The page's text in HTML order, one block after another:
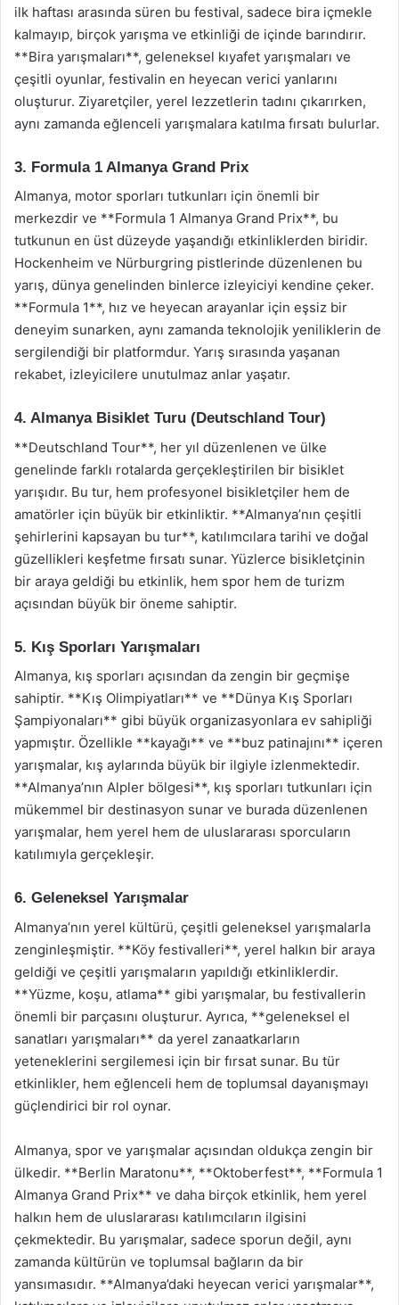
ilk haftası arasında süren bu festival, sadece bira içmekle
kalmayıp, birçok yarışma ve etkinliği de içinde barındırır.
**Bira yarışmaları**, geleneksel kıyafet yarışmaları ve
çeşitli oyunlar, festivalin en heyecan verici yanlarını
oluşturur. Ziyaretçiler, yerel lezzetlerin tadını çıkarırken,
aynı zamanda eğlenceli yarışmalara katılma fırsatı bulurlar.
3. Formula 1 Almanya Grand Prix
Almanya, motor sporları tutkunları için önemli bir
merkezdir ve **Formula 1 Almanya Grand Prix**, bu
tutkunun en üst düzeyde yaşandığı etkinliklerden biridir.
Hockenheim ve Nürburgring pistlerinde düzenlenen bu
yarış, dünya genelinden binlerce izleyiciyi kendine çeker.
**Formula 1**, hız ve heyecan arayanlar için eşsiz bir
deneyim sunarken, aynı zamanda teknolojik yeniliklerin de
sergilendiği bir platformdur. Yarış sırasında yaşanan
rekabet, izleyicilere unutulmaz anlar yaşatır.
4. Almanya Bisiklet Turu (Deutschland Tour)
**Deutschland Tour**, her yıl düzenlenen ve ülke
genelinde farklı rotalarda gerçekleştirilen bir bisiklet
yarışıdır. Bu tur, hem profesyonel bisikletçiler hem de
amatörler için büyük bir etkinliktir. **Almanya’nın çeşitli
şehirlerini kapsayan bu tur**, katılımcılara tarihi ve doğal
güzellikleri keşfetme fırsatı sunar. Yüzlerce bisikletçinin
bir araya geldiği bu etkinlik, hem spor hem de turizm
açısından büyük bir öneme sahiptir.
5. Kış Sporları Yarışmaları
Almanya, kış sporları açısından da zengin bir geçmişe
sahiptir. **Kış Olimpiyatları** ve **Dünya Kış Sporları
Şampiyonaları** gibi büyük organizasyonlara ev sahipliği
yapmıştır. Özellikle **kayağı** ve **buz patinajını** içeren
yarışmalar, kış aylarında büyük bir ilgiyle izlenmektedir.
**Almanya’nın Alpler bölgesi**, kış sporları tutkunları için
mükemmel bir destinasyon sunar ve burada düzenlenen
yarışmalar, hem yerel hem de uluslararası sporcuların
katılımıyla gerçekleşir.
6. Geleneksel Yarışmalar
Almanya’nın yerel kültürü, çeşitli geleneksel yarışmalarla
zenginleşmiştir. **Köy festivalleri**, yerel halkın bir araya
geldiği ve çeşitli yarışmaların yapıldığı etkinliklerdir.
**Yüzme, koşu, atlama** gibi yarışmalar, bu festivallerin
önemli bir parçasını oluşturur. Ayrıca, **geleneksel el
sanatları yarışmaları** da yerel zanaatkarların
yeteneklerini sergilemesi için bir fırsat sunar. Bu tür
etkinlikler, hem eğlenceli hem de toplumsal dayanışmayı
güçlendirici bir rol oynar.
Almanya, spor ve yarışmalar açısından oldukça zengin bir
ülkedir. **Berlin Maratonu**, **Oktoberfest**, **Formula 1
Almanya Grand Prix** ve daha birçok etkinlik, hem yerel
halkın hem de uluslararası katılımcıların ilgisini
çekmektedir. Bu yarışmalar, sadece sporun değil, aynı
zamanda kültürün ve toplumsal bağların da bir
yansımasıdır. **Almanya’daki heyecan verici yarışmalar**,